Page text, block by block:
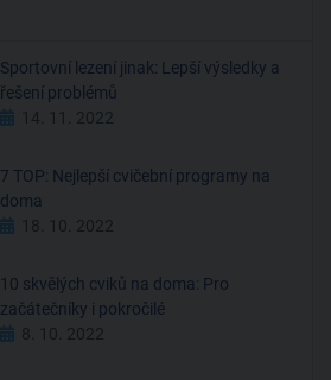
Sportovní lezení jinak: Lepší výsledky a
řešení problémů
14. 11. 2022
7 TOP: Nejlepší cvičební programy na
doma
18. 10. 2022
10 skvělých cviků na doma: Pro
začátečníky i pokročilé
8. 10. 2022